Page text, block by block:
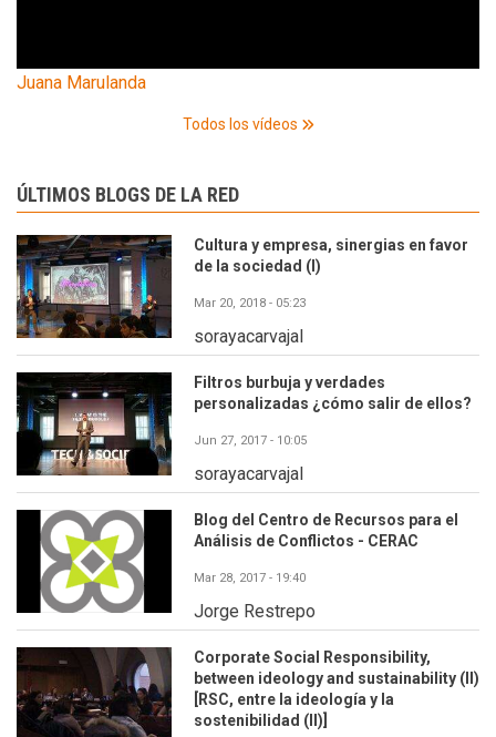
Juana Marulanda
Todos los vídeos
ÚLTIMOS BLOGS DE LA RED
Cultura y empresa, sinergias en favor
de la sociedad (I)
Mar 20, 2018 - 05:23
sorayacarvajal
Filtros burbuja y verdades
personalizadas ¿cómo salir de ellos?
Jun 27, 2017 - 10:05
sorayacarvajal
Blog del Centro de Recursos para el
Análisis de Conflictos - CERAC
Mar 28, 2017 - 19:40
Jorge Restrepo
Corporate Social Responsibility,
between ideology and sustainability (II)
[RSC, entre la ideología y la
sostenibilidad (II)]